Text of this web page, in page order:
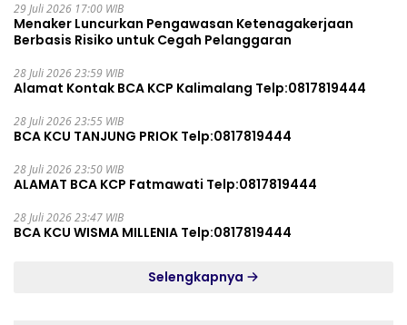
29 Juli 2026 17:00 WIB
Menaker Luncurkan Pengawasan Ketenagakerjaan
Berbasis Risiko untuk Cegah Pelanggaran
28 Juli 2026 23:59 WIB
Alamat Kontak BCA KCP Kalimalang Telp:0817819444
28 Juli 2026 23:55 WIB
BCA KCU TANJUNG PRIOK Telp:0817819444
28 Juli 2026 23:50 WIB
ALAMAT BCA KCP Fatmawati Telp:0817819444
28 Juli 2026 23:47 WIB
BCA KCU WISMA MILLENIA Telp:0817819444
Selengkapnya